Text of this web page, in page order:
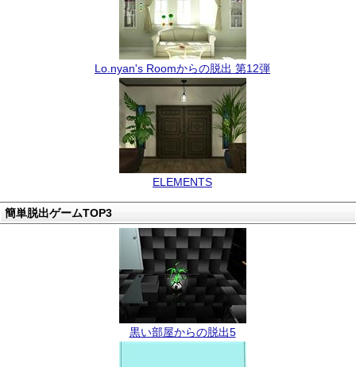
Lo.nyan's Roomからの脱出 第12弾
ELEMENTS
簡単脱出ゲームTOP3
黒い部屋からの脱出5